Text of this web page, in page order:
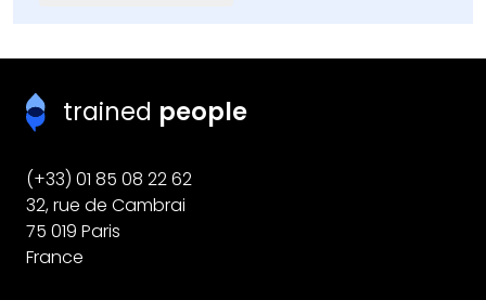
trained people
(+33) 01 85 08 22 62
32, rue de Cambrai
75 019 Paris
France